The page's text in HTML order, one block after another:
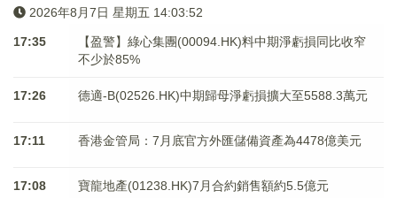
2026年8月7日 星期五 14:03:53
17:35
【盈警】綠心集團(00094.HK)料中期淨虧損同比收窄
不少於85%
17:26 德適-B(02526.HK)中期歸母淨虧損擴大至5588.3萬元
17:11 香港金管局：7月底官方外匯儲備資產為4478億美元
17:08 寶龍地產(01238.HK)7月合約銷售額約5.5億元